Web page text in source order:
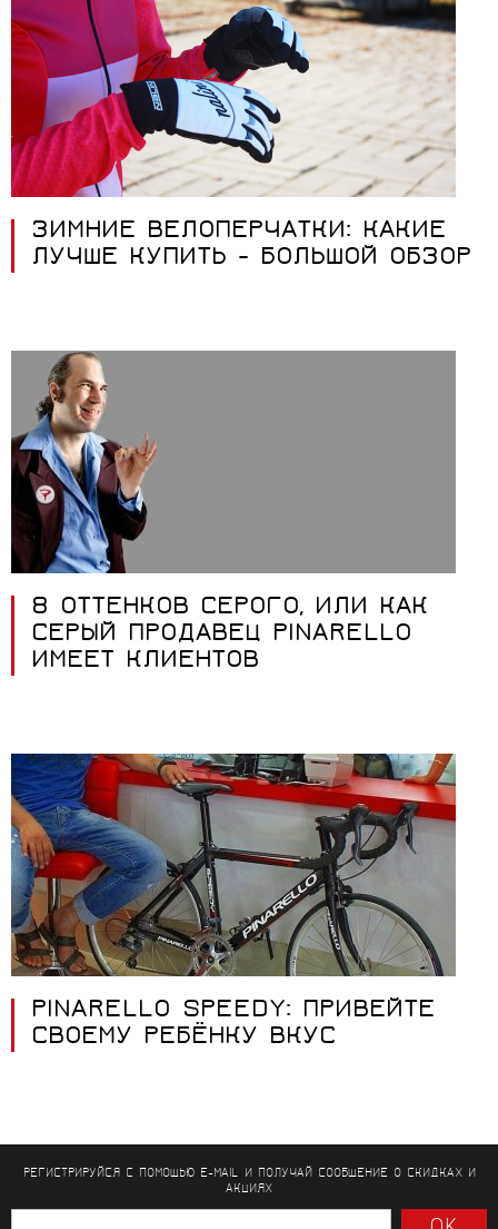
ЗИМНИЕ ВЕЛОПЕРЧАТКИ: КАКИЕ
ЛУЧШЕ КУПИТЬ - БОЛЬШОЙ ОБЗОР
8 ОТТЕНКОВ СЕРОГО, ИЛИ КАК
СЕРЫЙ ПРОДАВЕЦ PINARELLO
ИМЕЕТ КЛИЕНТОВ
PINARELLO SPEEDY: ПРИВЕЙТЕ
СВОЕМУ РЕБЁНКУ ВКУС
РЕГИСТРИРУЙСЯ С ПОМОЩЬЮ E-MAIL И ПОЛУЧАЙ СООБЩЕНИЕО СКИДКАХ И
АКЦИЯХ